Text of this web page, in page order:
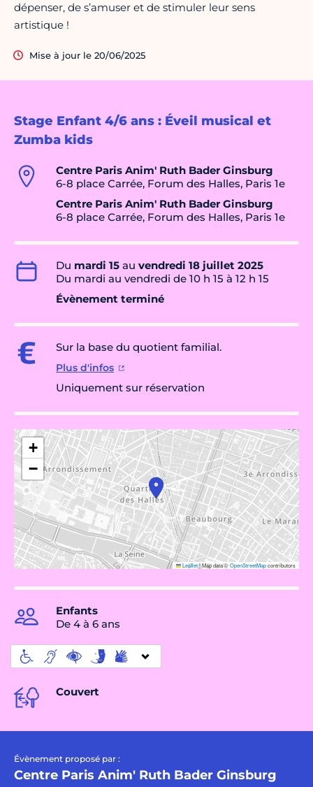
Stage Enfant 4/6 ans : Éveil musical et
Zumba kids
Centre Paris Anim' Ruth Bader Ginsburg
6-8 place Carrée, Forum des Halles, Paris 1e
Centre Paris Anim' Ruth Bader Ginsburg
6-8 place Carrée, Forum des Halles, Paris 1e
Du mardi 15 au vendredi 18 juillet 2025
Du mardi au vendredi de 10 h 15 à 12 h 15
Évènement terminé
Sur la base du quotient familial.
Plus d'infos
Uniquement sur réservation
+
−
Leaflet|Map data ©OpenStreetMapcontributors
Enfants
De 4 à 6 ans
Couvert
Évènement proposé par :
Centre Paris Anim' Ruth Bader Ginsburg
dépenser, de s’amuser et de stimuler leur sens
artistique !
Mise à jour le 20/06/2025